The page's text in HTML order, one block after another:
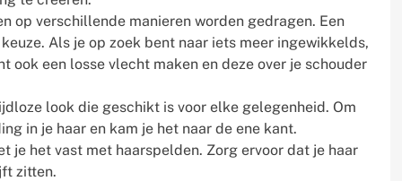
op verschillende manieren worden gedragen. Een
Als je op zoek bent naar iets meer ingewikkelds,
ook een losse vlecht maken en deze over je schouder
look die geschikt is voor elke gelegenheid. Om
in je haar en kam je het naar de ene kant.
je het vast met haarspelden. Zorg ervoor dat je haar
zitten.